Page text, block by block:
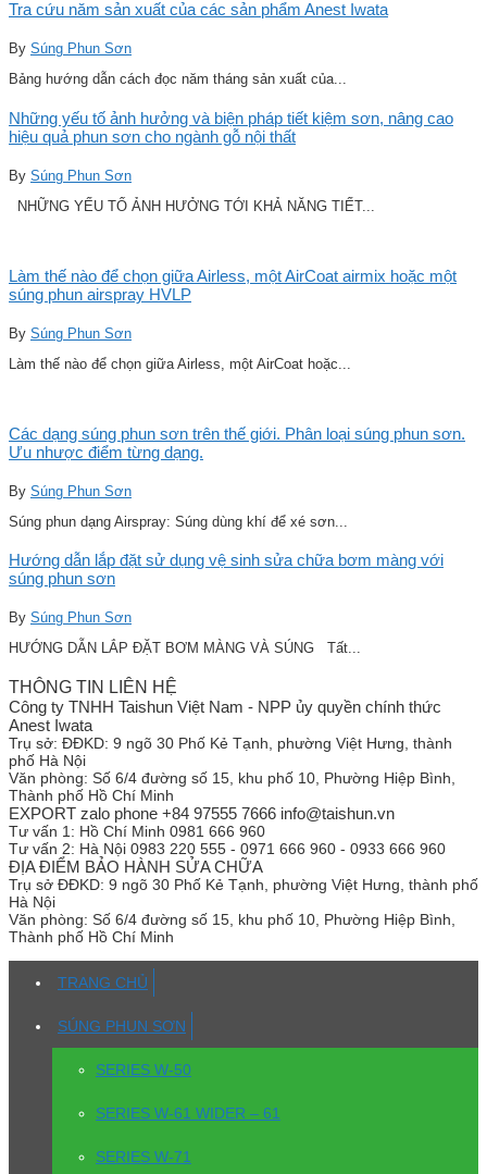
Tra cứu năm sản xuất của các sản phẩm Anest Iwata
By Súng Phun Sơn
Bảng hướng dẫn cách đọc năm tháng sản xuất của...
Những yếu tố ảnh hưởng và biện pháp tiết kiệm sơn, nâng cao
hiệu quả phun sơn cho ngành gỗ nội thất
By Súng Phun Sơn
NHỮNG YẾU TỐ ẢNH HƯỞNG TỚI KHẢ NĂNG TIẾT...
Làm thế nào để chọn giữa Airless, một AirCoat airmix hoặc một
súng phun airspray HVLP
By Súng Phun Sơn
Làm thế nào để chọn giữa Airless, một AirCoat hoặc...
Các dạng súng phun sơn trên thế giới. Phân loại súng phun sơn.
Ưu nhược điểm từng dạng.
By Súng Phun Sơn
Súng phun dạng Airspray: Súng dùng khí để xé sơn...
Hướng dẫn lắp đặt sử dụng vệ sinh sửa chữa bơm màng với
súng phun sơn
By Súng Phun Sơn
HƯỚNG DẪN LẮP ĐẶT BƠM MÀNG VÀ SÚNG Tất...
THÔNG TIN LIÊN HỆ
Công ty TNHH Taishun Việt Nam - NPP ủy quyền chính thức
Anest Iwata
Trụ sở: ĐĐKD: 9 ngõ 30 Phố Kẻ Tạnh, phường Việt Hưng, thành
phố Hà Nội
Văn phòng: Số 6/4 đường số 15, khu phố 10, Phường Hiệp Bình,
Thành phố Hồ Chí Minh
EXPORT zalo phone +84 97555 7666 info@taishun.vn
Tư vấn 1: Hồ Chí Minh 0981 666 960
Tư vấn 2: Hà Nội 0983 220 555 - 0971 666 960 - 0933 666 960
ĐỊA ĐIỂM BẢO HÀNH SỬA CHỮA
Trụ sở ĐĐKD: 9 ngõ 30 Phố Kẻ Tạnh, phường Việt Hưng, thành phố
Hà Nội
Văn phòng: Số 6/4 đường số 15, khu phố 10, Phường Hiệp Bình,
Thành phố Hồ Chí Minh
TRANG CHỦ
SÚNG PHUN SƠN
SERIES W-50
SERIES W-61 WIDER – 61
SERIES W-71